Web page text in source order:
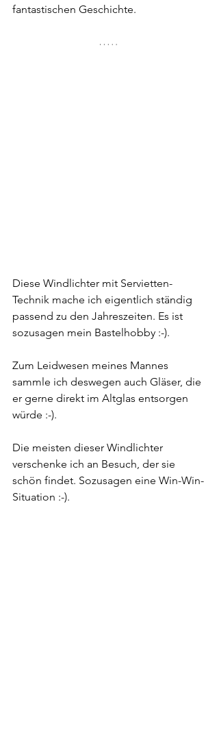
fantastischen Geschichte.
Diese Windlichter mit Servietten-
Technik mache ich eigentlich ständig
passend zu den Jahreszeiten. Es ist
sozusagen mein Bastelhobby :-).
Zum Leidwesen meines Mannes
sammle ich deswegen auch Gläser, die
er gerne direkt im Altglas entsorgen
würde :-).
Die meisten dieser Windlichter
verschenke ich an Besuch, der sie
schön findet. Sozusagen eine Win-Win-
Situation :-).